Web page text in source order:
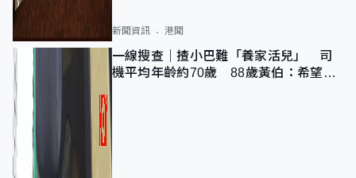
新聞資訊 港聞
一線搜查｜揸小巴難「養家活兒」 司
機平均年齡約70歲 88歲黃伯：希望一